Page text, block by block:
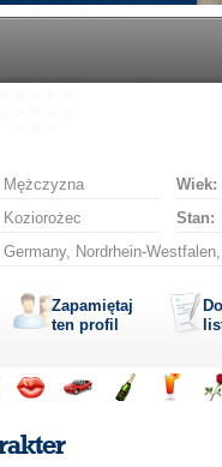
Mężczyzna Wiek:
Koziorożec Stan:
Germany, Nordrhein-
Zapamiętaj
ten profil
buziaka